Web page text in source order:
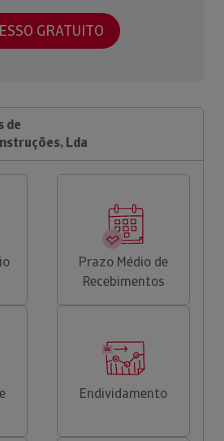
GRATUITO
de
Lda
Prazo Médio de
Recebimentos
Endividamento